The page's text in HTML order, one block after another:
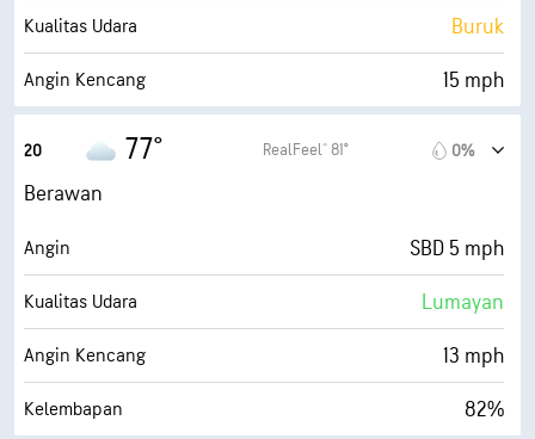
AccuLumen Brightness Index™ 0 (Gelap)
Tutupan Awan 99%
Kualitas Udara Buruk
Angin Kencang 15 mph
Titik Embun
AccuLumen Brightness Index™ 0 (Gelap)
Tutupan Awan 99%
Jarak Pandang 10 mi
Ketinggian Awan 30000 ft
20 77° RealFeel® 81° 0%
Berawan
Angin SBD 5 mph
Kualitas Udara Lumayan
Angin Kencang 13 mph
Kelembapan 82%